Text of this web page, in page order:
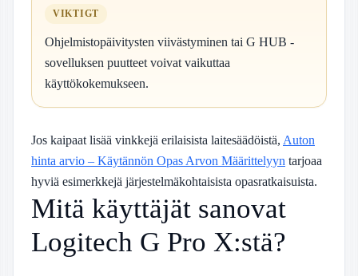
VIKTIGT
Ohjelmistopäivitysten viivästyminen tai G HUB -
sovelluksen puutteet voivat vaikuttaa
käyttökokemukseen.
Jos kaipaat lisää vinkkejä erilaisista laitesäädöistä, Auton
hinta arvio – Käytännön Opas Arvon Määrittelyyn tarjoaa
hyviä esimerkkejä järjestelmäkohtaisista opasratkaisuista.
Mitä käyttäjät sanovat
Logitech G Pro X:stä?